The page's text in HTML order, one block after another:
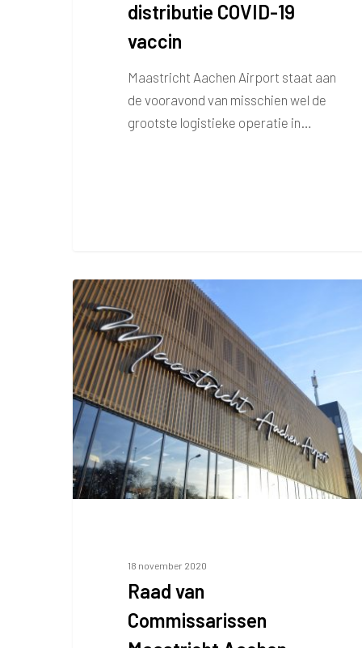
distributie COVID-19
vaccin
Maastricht Aachen Airport staat aan
de vooravond van misschien wel de
grootste logistieke operatie in…
Raad
van
Commissarissen
Maastricht
Aachen
Airport
18 november 2020
Raad van
Commissarissen